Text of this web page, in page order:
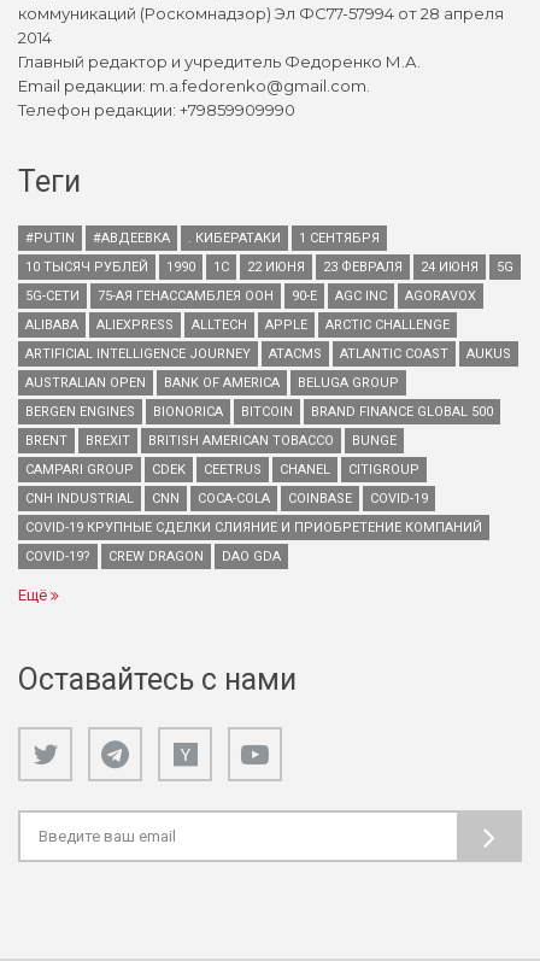
коммуникаций (Роскомнадзор) Эл ФС77-57994 от 28 апреля
2014
Главный редактор и учредитель Федоренко М.А.
Email редакции: m.a.fedorenko@gmail.com.
Телефон редакции: +79859909990
Теги
#PUTIN #АВДЕЕВКА . КИБЕРАТАКИ
1 СЕНТЯБРЯ
10 ТЫСЯЧ РУБЛЕЙ
1990 1С 22 ИЮНЯ 23 ФЕВРАЛЯ 24 ИЮНЯ
5G
5G-СЕТИ
75-АЯ ГЕНАССАМБЛЕЯ ООН 90-Е AGC INC
AGORAVOX
ALIBABA
ALIEXPRESS ALLTECH APPLE
ARCTIC CHALLENGE
ARTIFICIAL INTELLIGENCE JOURNEY
ATACMS ATLANTIC COAST
AUKUS
AUSTRALIAN OPEN
BANK OF AMERICA
BELUGA GROUP
BERGEN ENGINES
BIONORICA BITCOIN
BRAND FINANCE GLOBAL 500
BRENT
BREXIT BRITISH AMERICAN TOBACCO
BUNGE
CAMPARI GROUP
CDEK CEETRUS CHANEL
CITIGROUP
CNH INDUSTRIAL
CNN COCA-COLA COINBASE
COVID-19
COVID-19 КРУПНЫЕ СДЕЛКИ СЛИЯНИЕ И ПРИОБРЕТЕНИЕ КОМПАНИЙ
COVID-19?
CREW DRAGON DAO GDA
Ещё
Оставайтесь с нами